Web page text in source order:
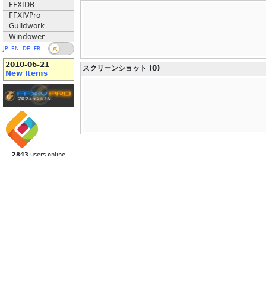
FFXIDB
FFXIVPro
Guildwork
Windower
JP EN DE FR
2010-06-21
New Items
2843 users online
スクリーンショット (0)